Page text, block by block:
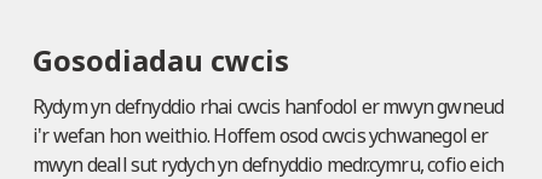
Gosodiadau cwcis
Rydym yn defnyddio rhai cwcis hanfodol er mwyn gwneud
i'r wefan hon weithio. Hoffem osod cwcis ychwanegol er
mwyn deall sut rydych yn defnyddio medr.cymru, cofio eich